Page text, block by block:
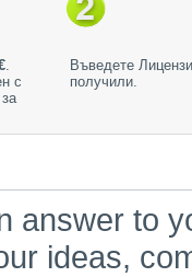
.
с
Въведете
получили.
answer to
ideas,